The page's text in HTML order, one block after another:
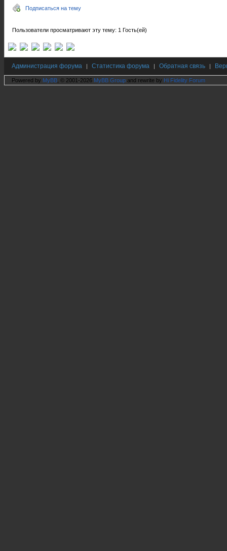
Подписаться на тему
Пользователи просматривают эту тему: 1 Гость(ей)
Администрация форума | Статистика форума | Обратная связь |
Powered by MyBB , © 2001-2026 MyBB Group and rewrite by Hi Fidelity Forum